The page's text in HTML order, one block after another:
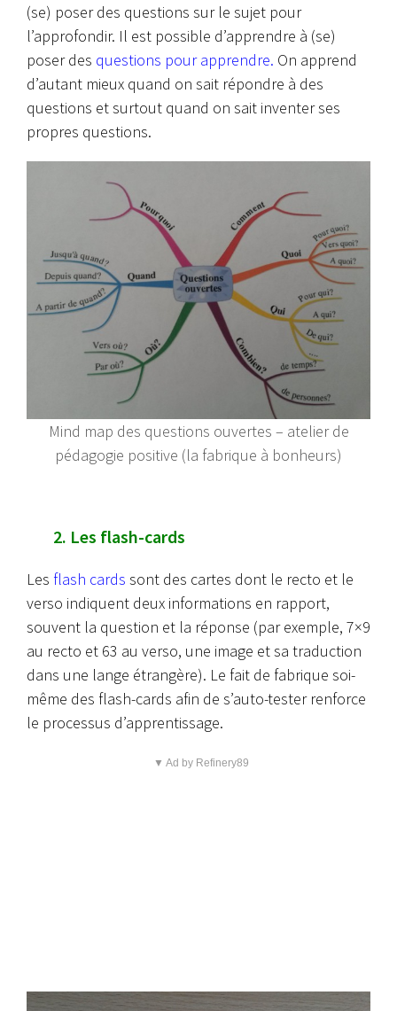
(se) poser des questions sur le sujet pour
l’approfondir. Il est possible d’apprendre à (se)
poser des questions pour apprendre. On apprend
d’autant mieux quand on sait répondre à des
questions et surtout quand on sait inventer ses
propres questions.
Mind map des questions ouvertes – atelier de
pédagogie positive (la fabrique à bonheurs)
2. Les flash-cards
Les flash cards sont des cartes dont le recto et le
verso indiquent deux informations en rapport,
souvent la question et la réponse (par exemple, 7×9
au recto et 63 au verso, une image et sa traduction
dans une lange étrangère). Le fait de fabrique soi-
même des flash-cards afin de s’auto-tester renforce
le processus d’apprentissage.
▼ Ad by Refinery89